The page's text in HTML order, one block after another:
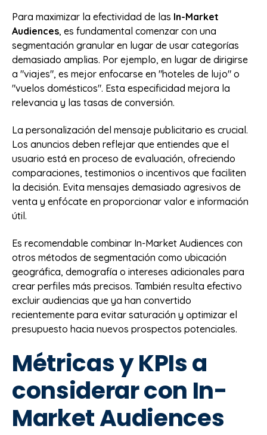
Para maximizar la efectividad de las In-Market
Audiences, es fundamental comenzar con una
segmentación granular en lugar de usar categorías
demasiado amplias. Por ejemplo, en lugar de dirigirse
a "viajes", es mejor enfocarse en "hoteles de lujo" o
"vuelos domésticos". Esta especificidad mejora la
relevancia y las tasas de conversión.
La personalización del mensaje publicitario es crucial.
Los anuncios deben reflejar que entiendes que el
usuario está en proceso de evaluación, ofreciendo
comparaciones, testimonios o incentivos que faciliten
la decisión. Evita mensajes demasiado agresivos de
venta y enfócate en proporcionar valor e información
útil.
Es recomendable combinar In-Market Audiences con
otros métodos de segmentación como ubicación
geográfica, demografía o intereses adicionales para
crear perfiles más precisos. También resulta efectivo
excluir audiencias que ya han convertido
recientemente para evitar saturación y optimizar el
presupuesto hacia nuevos prospectos potenciales.
Métricas y KPIs a
considerar con In-
Market Audiences